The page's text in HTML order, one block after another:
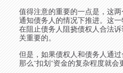
值得注意的重要的一点是，这
通知债务人的情况下推进。这一
在阻止债务人阻挠债权人合法
关重要的。
但是，如果债权人和债务人通过
那么“扣划”资金的复杂程度就会